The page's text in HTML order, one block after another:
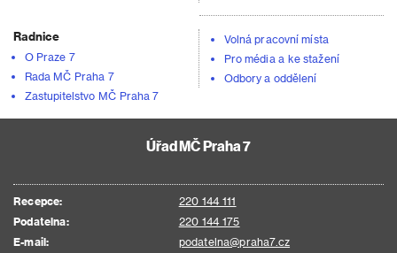
Radnice
O Praze 7
Rada MČ Praha 7
Zastupitelstvo MČ Praha 7
Volná pracovní místa
Pro média a ke stažení
Odbory a oddělení
Úřad MČ Praha 7
Recepce:
220 144 111
Podatelna:
220 144 175
E-mail:
podatelna@praha7.cz